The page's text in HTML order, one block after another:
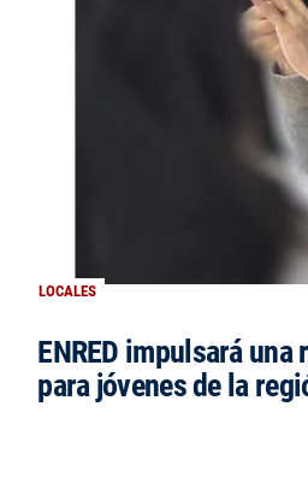
LOCALES
ENRED impulsará
para jóvenes de la